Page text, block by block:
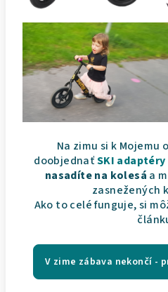
Na zimu si k
doobjednaťSKI adaptéry
nasadíte na kolesá a
zasnežených
Ako to celé funguje, si
V zime zábava nekončí -